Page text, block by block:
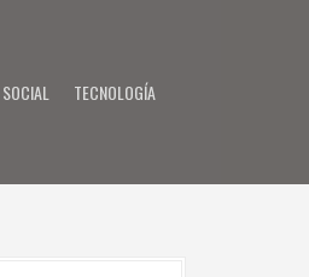
SOCIAL TECNOLOGÍA